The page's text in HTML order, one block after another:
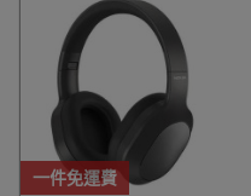
一件免運費